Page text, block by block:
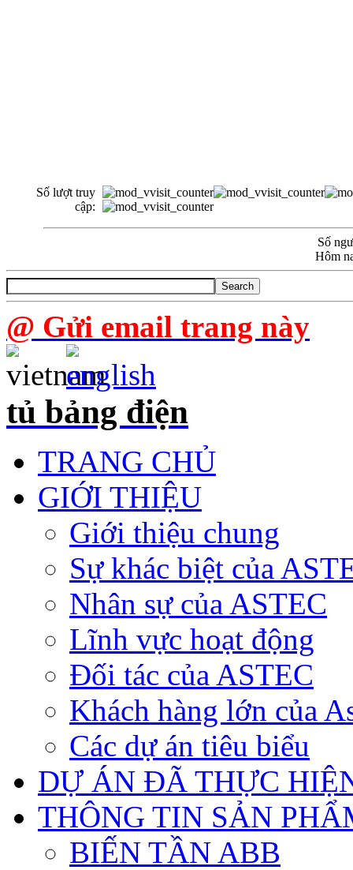
Số lượt truy
cập:
Số
Hôm
@ Gửi email trang này
tủ bảng điện
TRANG CHỦ
GIỚI THIỆU
Giới thiệu chung
Sự khác biệt của
Nhân sự của ASTEC
Lĩnh vực hoạt động
Đối tác của ASTEC
Khách hàng lớn của
Các dự án tiêu biểu
DỰ ÁN ĐÃ THỰC
THÔNG TIN SẢN
BIẾN TẦN ABB